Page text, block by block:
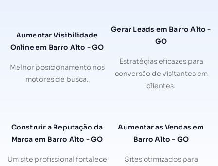
Aumentar Visibilidade
Online em Barro Alto - GO
Melhor posicionamento nos
motores de busca.
Gerar Leads em Barro Alto -
GO
Estratégias eficazes para
conversão de visitantes em
clientes.
Construir a Reputação da
Marca em Barro Alto - GO
Um site profissional fortalece
Aumentar as Vendas em
Barro Alto - GO
Sites otimizados para